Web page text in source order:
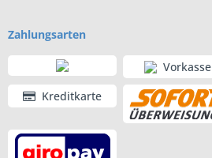
Zahlungsarten
Vorkasse
Kreditkarte